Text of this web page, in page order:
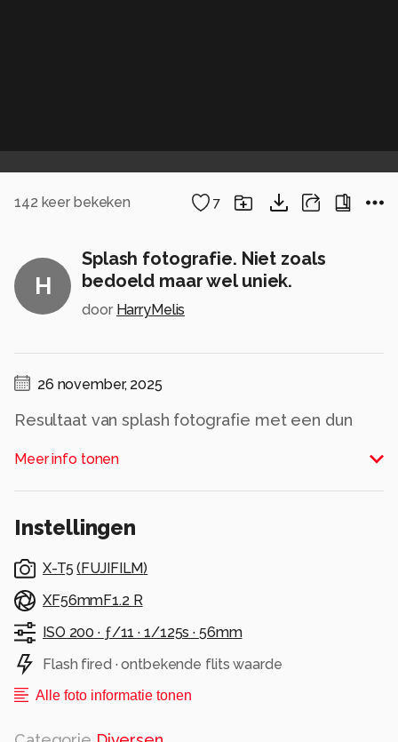
142 keer bekeken 7
H
Splash fotografie. Niet zoals
bedoeld maar wel uniek.
door HarryMelis
26 november, 2025
Resultaat van splash fotografie met een dun
zoals door Tom in het webinar voorgedaan maar
levert wel een aparte en unieke foto op.
Alle rechten voorbehouden
Meer info tonen
Instellingen
X-T5 (FUJIFILM)
XF56mmF1.2 R
ISO 200 · ƒ/11 · 1/125s · 56mm
Flash fired · ontbekende flits waarde
Alle foto informatie tonen